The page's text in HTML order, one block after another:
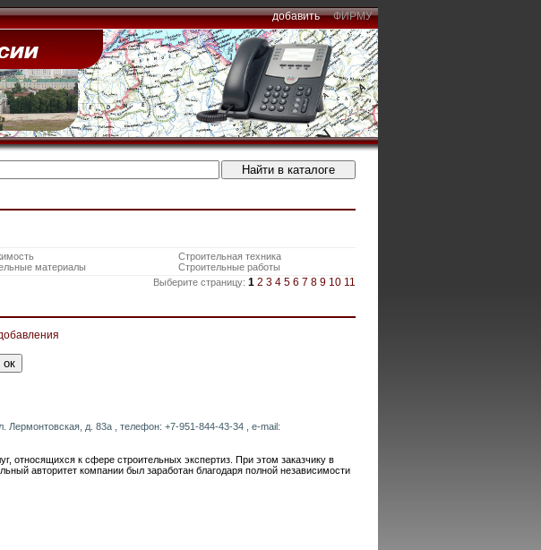
добавить ФИРМУ
Строительная техника
материалы
Строительные работы
Выберите страницу: 1 2 3 4 5 6 7 8 9 10 11
Лермонтовская, д. 83а , телефон: +7-951-844-43-34 , e-mail:
относящихся к сфере строительных экспертиз. При этом заказчику в
авторитет компании был заработан благодаря полной независимости